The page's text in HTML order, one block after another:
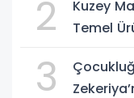
2
Kuzey
Temel
3